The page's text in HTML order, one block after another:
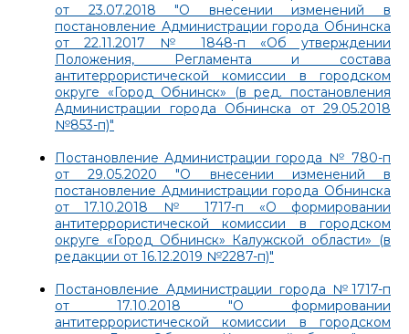
от 23.07.2018 "О внесении изменений в
постановление Администрации города Обнинска
от 22.11.2017 № 1848-п «Об утверждении
Положения, Регламента и состава
антитеррористической комиссии в городском
округе «Город Обнинск» (в ред. постановления
Администрации города Обнинска от 29.05.2018
№853-п)"
Постановление Администрации города № 780-п
от 29.05.2020 "О внесении изменений в
постановление Администрации города Обнинска
от 17.10.2018 № 1717-п «О формировании
антитеррористической комиссии в городском
округе «Город Обнинск» Калужской области» (в
редакции от 16.12.2019 №2287-п)"
Постановление Администрации города №1717-п
от 17.10.2018 "О формировании
антитеррористической комиссии в городском